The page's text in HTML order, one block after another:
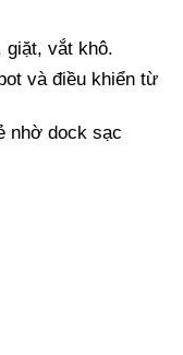
giặt, vắt khô.
và điều khiển từ
nhờ dock sạc